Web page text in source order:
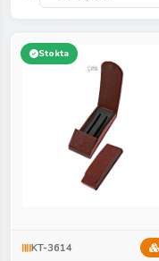
Stokta
KT-3614